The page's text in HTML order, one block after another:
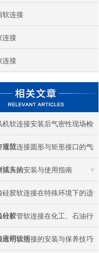
软连接
连接
连接
机软连接安装后气密性现场检
规范
道软连接圆形与矩形接口的气
试方法
接头的安装与使用指南
硅胶软连接在特殊环境下的适
分析
硅胶管软连接在化工、石油行
应用说明
透明软连接的安装与保养技巧